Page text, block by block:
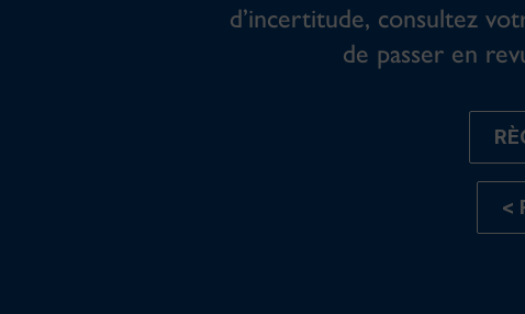
d’incertitude, consultez
de passer en
<